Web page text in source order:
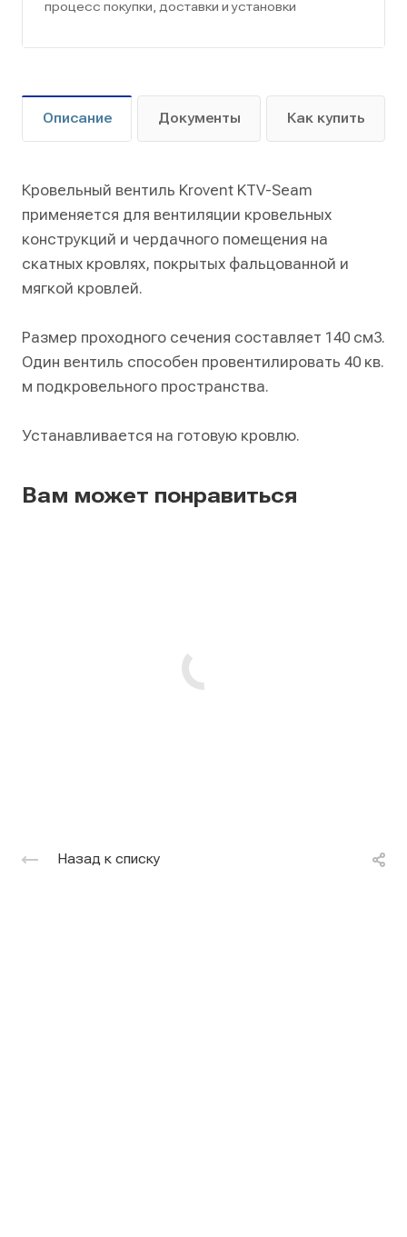
процесс покупки, доставки и установки
Описание Документы Как купить
Кровельный вентиль Krovent KTV-Seam
применяется для вентиляции кровельных
конструкций и чердачного помещения на
скатных кровлях, покрытых фальцованной и
мягкой кровлей.
Размер проходного сечения составляет 140 см3.
Один вентиль способен провентилировать 40 кв.
м подкровельного пространства.
Устанавливается на готовую кровлю.
Вам может понравиться
Назад к списку